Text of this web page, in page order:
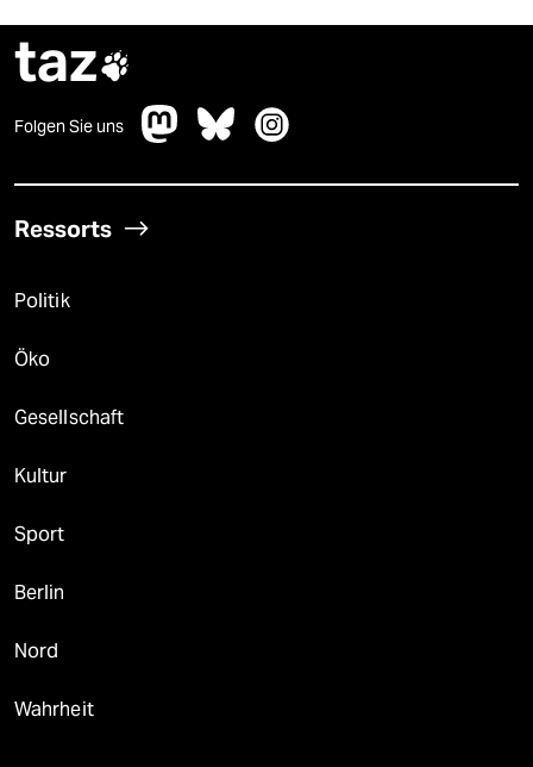
taz
Folgen Sie uns
Ressorts
Politik
Öko
Gesellschaft
Kultur
Sport
Berlin
Nord
Wahrheit